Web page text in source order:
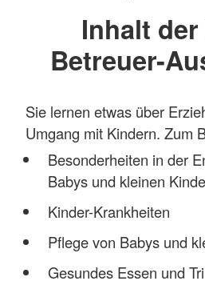
Inhalt
Betreuer-
Sie lernen etwas über
Umgang mit Kindern. Zum
Besonderheiten in der
Babys und kleinen
Kinder-Krankheiten
Pflege von Babys und
Gesundes Essen und